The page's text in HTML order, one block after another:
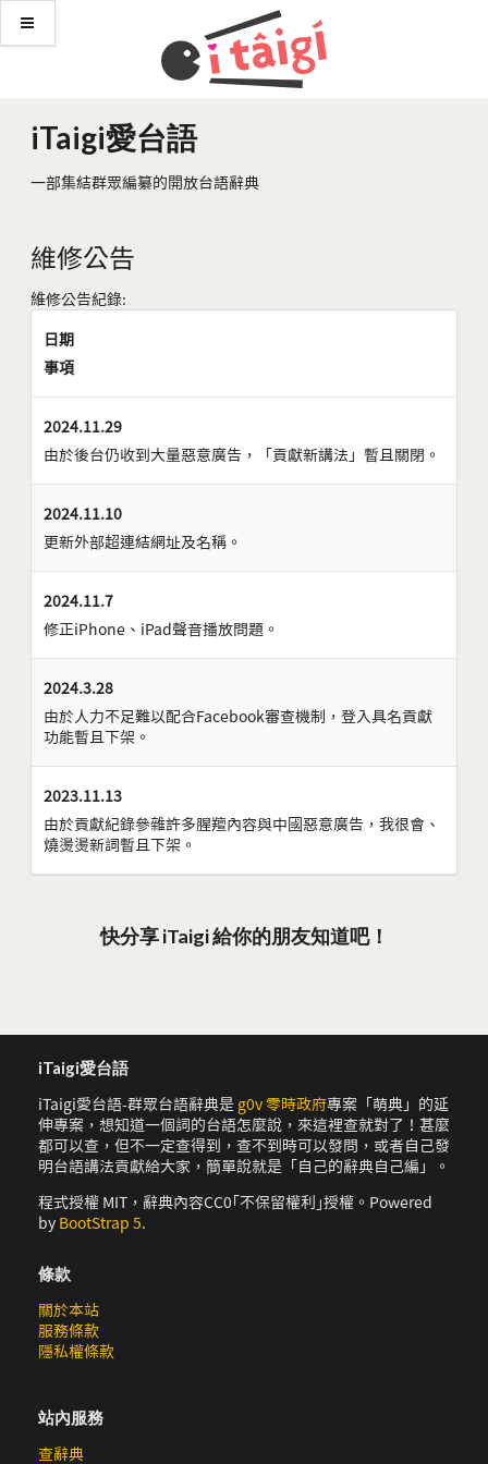
iTaigi愛台語
一部集結群眾編纂的開放台語辭典
維修公告
維修公告紀錄:
日期
事項
2024.11.29
由於後台仍收到大量惡意廣告，「貢獻新講法」暫且關閉。
2024.11.10
更新外部超連結網址及名稱。
2024.11.7
修正iPhone、iPad聲音播放問題。
2024.3.28
由於人力不足難以配合Facebook審查機制，登入具名貢獻
功能暫且下架。
2023.11.13
由於貢獻紀錄參雜許多腥羶內容與中國惡意廣告，我很會、
燒燙燙新詞暫且下架。
快分享 iTaigi 給你的朋友知道吧！
iTaigi愛台語
iTaigi愛台語-群眾台語辭典是 g0v 零時政府專案「萌典」的延
伸專案，想知道一個詞的台語怎麼說，來這裡查就對了！甚麼
都可以查，但不一定查得到，查不到時可以發問，或者自己發
明台語講法貢獻給大家，簡單說就是「自己的辭典自己編」。
程式授權 MIT，辭典內容CC0｢不保留權利｣授權。Powered
by BootStrap 5.
條款
關於本站
服務條款
隱私權條款
站內服務
查辭典